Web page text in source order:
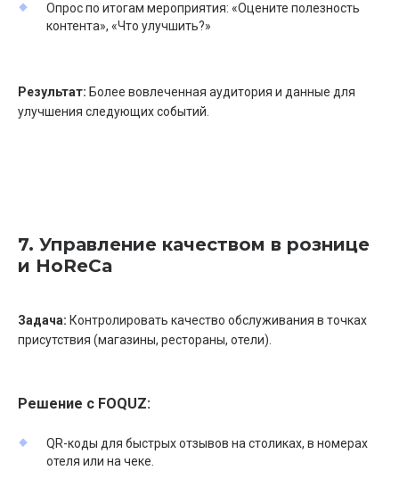
Опрос по итогам мероприятия: «Оцените полезность
контента», «Что улучшить?»
Результат: Более вовлеченная аудитория и данные для
улучшения следующих событий.
7. Управление качеством в рознице
и HoReCa
Задача: Контролировать качество обслуживания в точках
присутствия (магазины, рестораны, отели).
Решение с FOQUZ:
QR-коды для быстрых отзывов на столиках, в номерах
отеля или на чеке.